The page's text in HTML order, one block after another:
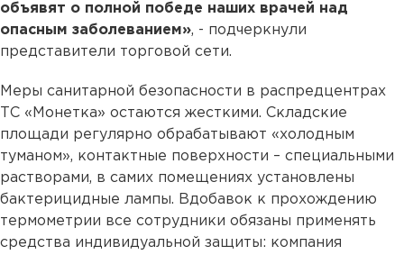
объявят о полной победе наших врачей над
опасным заболеванием», - подчеркнули
представители торговой сети.
Меры санитарной безопасности в распредцентрах
ТС «Монетка» остаются жесткими. Складские
площади регулярно обрабатывают «холодным
туманом», контактные поверхности – специальными
растворами, в самих помещениях установлены
бактерицидные лампы. Вдобавок к прохождению
термометрии все сотрудники обязаны применять
средства индивидуальной защиты: компания